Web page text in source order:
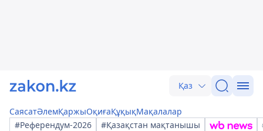
Қаз
СаясатӘлемҚаржыОқиғаҚұқықМақалалар
#Референдум-2026
#Қазақстан мақтанышы